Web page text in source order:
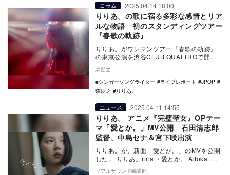
コラム 2025.04.14 18:00
りりあ。の歌に宿る多彩な感情とリア
ルな物語 初のスタンディングツアー
『春歌の軌跡』
りりあ。がワンマンツアー『春歌の軌跡』
の東京公演を渋谷CLUB QUATTROで開催
した。初めてのスタンディングツアーで彼
女は、…
森朋之
シンガーソングライター
ライブレポート
JPOP
森朋之
りりあ。
ニュース 2025.04.11 14:55
りりあ。 アニメ『完璧聖女』OPテー
マ「愛とか。」MV公開 石田清志郎
監督、中島セナ＆宮下咲出演
りりあ。が、新曲「愛とか。」のMVを公開
した。 りりあ。riria. / 愛とか。 Aitoka.
同楽曲は、TVアニメ…
リアルサウンド編集部